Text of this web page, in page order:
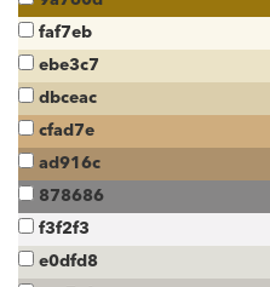
faf7eb
ebe3c7
dbceac
cfad7e
ad916c
878686
f3f2f3
e0dfd8